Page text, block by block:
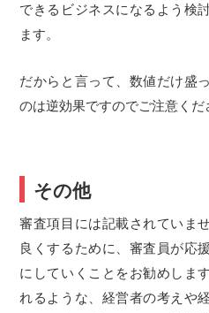
できるビジネスになるよう検
ます。
だからと言って、数値だけ盛
のは逆効果ですのでご注意くだ
その他
審査項目には記載されていま
良くするために、審査員が応
にしていくことをお勧めしま
れるような、経営者の考えや